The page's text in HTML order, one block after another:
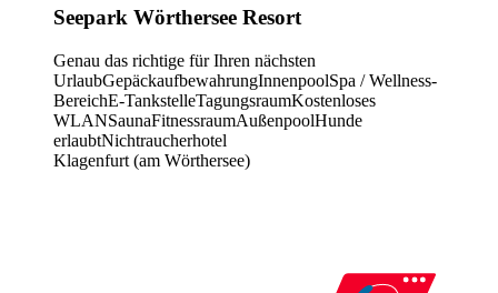
Seepark Wörthersee Resort
Genau das richtige für Ihren nächsten
UrlaubGepäckaufbewahrungInnenpoolSpa / Wellness-
BereichE-TankstelleTagungsraumKostenloses
WLANSaunaFitnessraumAußenpoolHunde
erlaubtNichtraucherhotel
Klagenfurt (am Wörthersee)